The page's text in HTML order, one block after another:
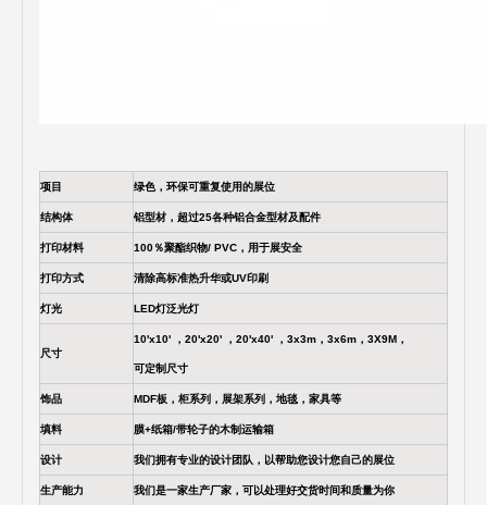
项目 绿色，环保可重复使用的展位
结构体 铝型材，超过25各种铝合金型材及配件
打印材料 100％聚酯织物/ PVC，用于展安全
打印方式 清除高标准热升华或UV印刷
灯光 LED灯泛光灯
尺寸
10'x10' ，20'x20' ，20'x40' ，3x3m，3x6m，3X9M，
可定制尺寸
饰品 MDF板，柜系列，展架系列，地毯，家具等
填料 膜+纸箱/带轮子的木制运输箱
设计 我们拥有专业的设计团队，以帮助您设计您自己的展位
生产能力 我们是一家生产厂家，可以处理好交货时间和质量为你